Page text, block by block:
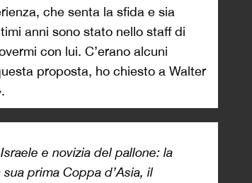
che senta la sfida e sia
anni sono stato nello staff di
con lui. C’erano alcuni
proposta, ho chiesto a Walter
e novizia del pallone: la
prima Coppa d’Asia, il